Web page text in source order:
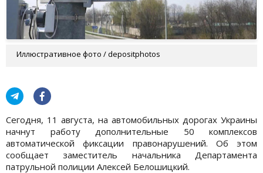
Иллюстративное фото / depositphotos
Сегодня, 11 августа, на автомобильных дорогах Украины
начнут работу дополнительные 50 комплексов
автоматической фиксации правонарушений. Об этом
сообщает заместитель начальника Департамента
патрульной полиции Алексей Белошицкий.